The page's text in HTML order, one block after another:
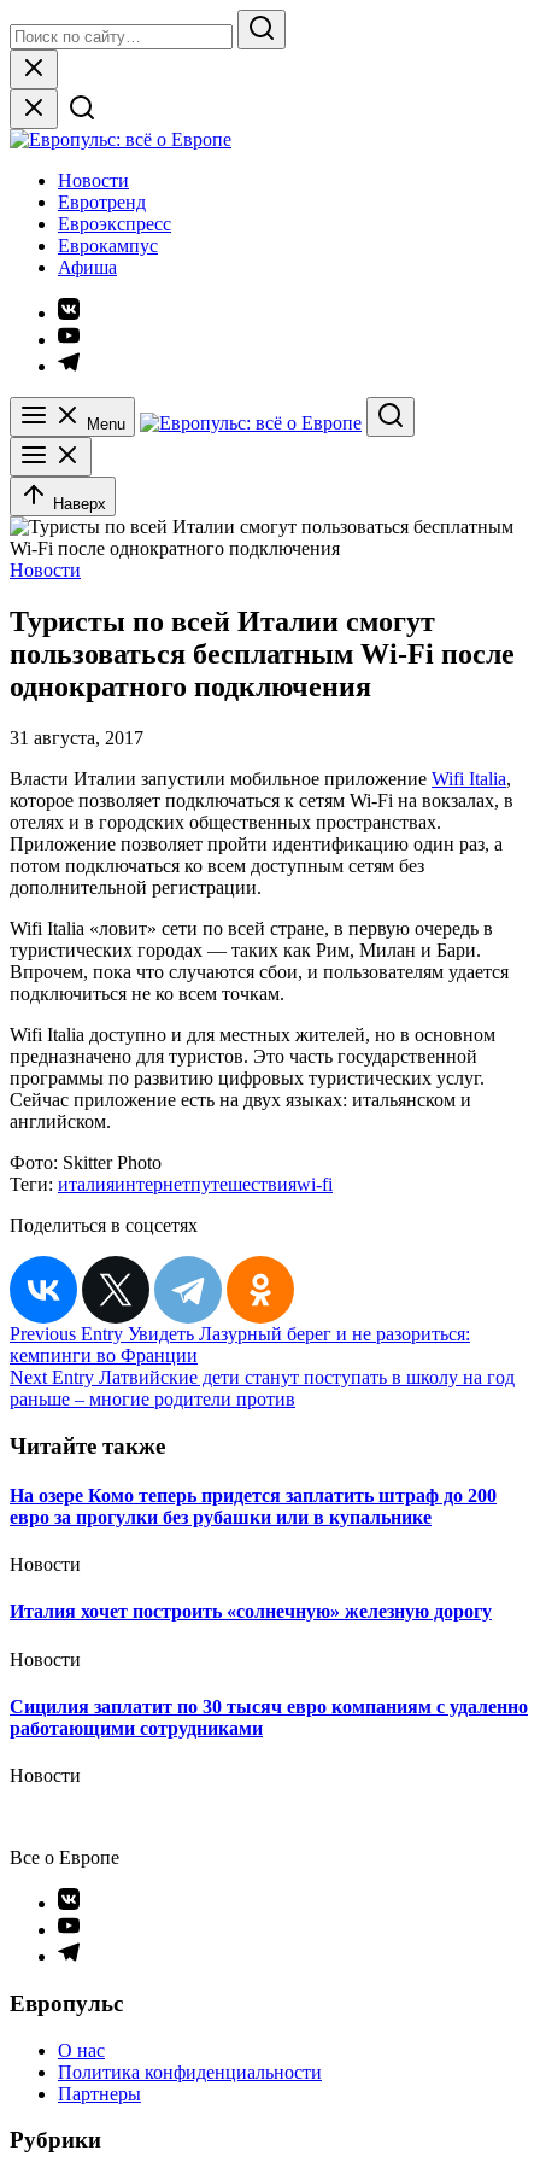
to
content
for:
Search
Close
Европульс: всё о Европе
Новости
Евротренд
Евроэкспресс
Еврокампус
Афиша
Элемент
меню
Элемент
меню
Элемент
Menu
Search
Наверх
Новости
Туристы по всей Италии смогут
пользоваться бесплатным Wi-Fi после
однократного подключения
31 августа, 2017
Власти Италии запустили мобильное приложение Wifi Italia,
которое позволяет подключаться к сетям Wi-Fi на вокзалах, в
отелях и в городских общественных пространствах.
Приложение позволяет пройти идентификацию один раз, а
потом подключаться ко всем доступным сетям без
дополнительной регистрации.
Wifi Italia «ловит» сети по всей стране, в первую очередь в
туристических городах — таких как Рим, Милан и Бари.
Впрочем, пока что случаются сбои, и пользователям удается
подключиться не ко всем точкам.
Wifi Italia доступно и для местных жителей, но в основном
предназначено для туристов. Это часть государственной
программы по развитию цифровых туристических услуг.
Сейчас приложение есть на двух языках: итальянском и
английском.
Фото: Skitter Photo
Теги: италияинтернетпутешествияwi-fi
Поделиться в соцсетях
Навигация
по
записям
Previous Entry Увидеть Лазурный берег и не разориться:
кемпинги во Франции
Next Entry Латвийские дети станут поступать в школу на год
раньше – многие родители против
Читайте также
На озере Комо теперь придется заплатить штраф до 200
евро за прогулки без рубашки или в купальнике
Новости
Италия хочет построить «солнечную» железную дорогу
Новости
Сицилия заплатит по 30 тысяч евро компаниям с удаленно
работающими сотрудниками
Новости
Все о Европе
Элемент
меню
Элемент
меню
Элемент
Европульс
О нас
Политика конфиденциальности
Партнеры
Рубрики